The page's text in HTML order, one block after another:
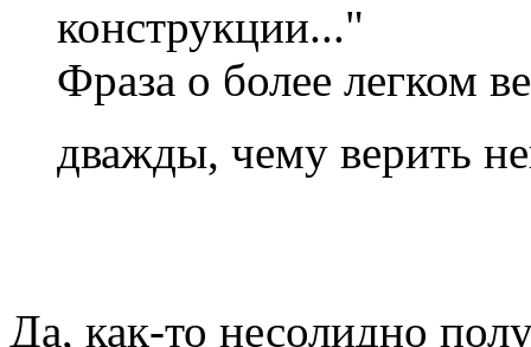
конструкции..."
Фраза о более легком
дважды, чему верить
Да, как-то несолидно